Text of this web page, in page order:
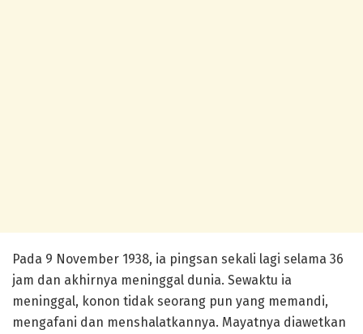
Pada 9 November 1938, ia pingsan sekali lagi selama 36
jam dan akhirnya meninggal dunia. Sewaktu ia
meninggal, konon tidak seorang pun yang memandi,
mengafani dan menshalatkannya. Mayatnya diawetkan